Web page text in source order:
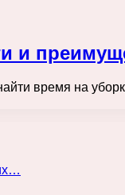
и
время на